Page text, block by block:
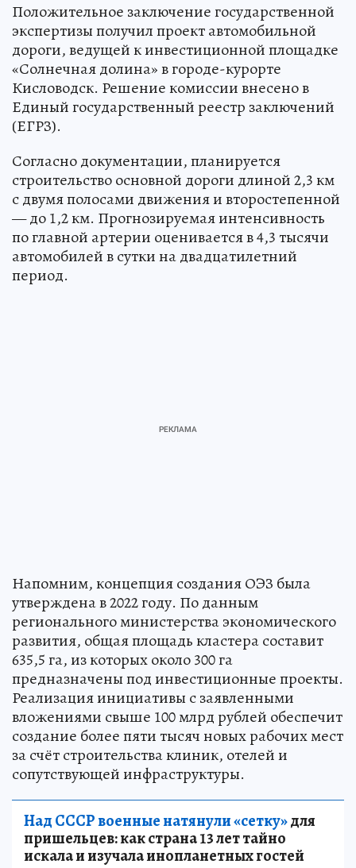
Положительное заключение государственной
экспертизы получил проект автомобильной
дороги, ведущей к инвестиционной площадке
«Солнечная долина» в городе-курорте
Кисловодск. Решение комиссии внесено в
Единый государственный реестр заключений
(ЕГРЗ).
Согласно документации, планируется
строительство основной дороги длиной 2,3 км
с двумя полосами движения и второстепенной
— до 1,2 км. Прогнозируемая интенсивность
по главной артерии оценивается в 4,3 тысячи
автомобилей в сутки на двадцатилетний
период.
Напомним, концепция создания ОЭЗ была
утверждена в 2022 году. По данным
регионального министерства экономического
развития, общая площадь кластера составит
635,5 га, из которых около 300 га
предназначены под инвестиционные проекты.
Реализация инициативы с заявленными
вложениями свыше 100 млрд рублей обеспечит
создание более пяти тысяч новых рабочих мест
за счёт строительства клиник, отелей и
сопутствующей инфраструктуры.
Над СССР военные натянули «сетку»для
пришельцев: как страна 13 лет тайно
искала и изучала инопланетных гостей